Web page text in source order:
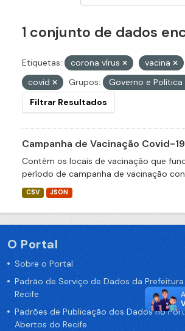
1 conjunto de dados
Etiquetas: corona vírus vacina
covid
Grupos:
Governo e Política
Filtrar Resultados
Campanha de Vacinação Covid-19
Contém os locais de vacinação que
período de campanha de vacinação
CSV JSON
O Portal
Sobre o Portal
Padrão de Serviço de Dados da
Recife
Padrões de Publicação dos Dados no
Abertos do Recife